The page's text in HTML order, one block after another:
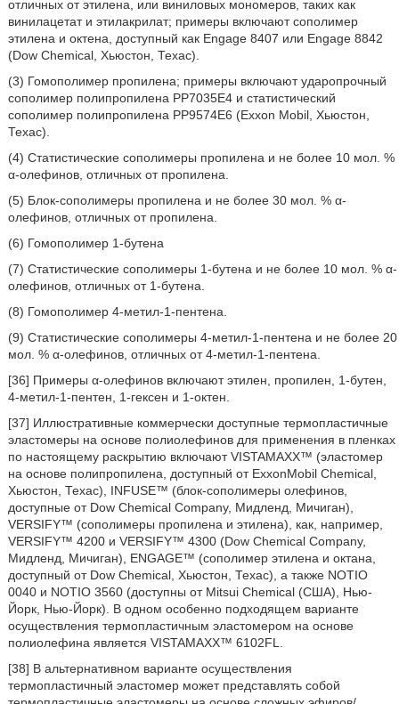
отличных от этилена, или виниловых мономеров, таких как
винилацетат и этилакрилат; примеры включают сополимер
этилена и октена, доступный как Engage 8407 или Engage 8842
(Dow Chemical, Хьюстон, Техас).
(3) Гомополимер пропилена; примеры включают ударопрочный
сополимер полипропилена РР7035Е4 и статистический
сополимер полипропилена РР9574Е6 (Exxon Mobil, Хьюстон,
Техас).
(4) Статистические сополимеры пропилена и не более 10 мол. %
α-олефинов, отличных от пропилена.
(5) Блок-сополимеры пропилена и не более 30 мол. % α-
олефинов, отличных от пропилена.
(6) Гомополимер 1-бутена
(7) Статистические сополимеры 1-бутена и не более 10 мол. % α-
олефинов, отличных от 1-бутена.
(8) Гомополимер 4-метил-1-пентена.
(9) Статистические сополимеры 4-метил-1-пентена и не более 20
мол. % α-олефинов, отличных от 4-метил-1-пентена.
[36] Примеры α-олефинов включают этилен, пропилен, 1-бутен,
4-метил-1-пентен, 1-гексен и 1-октен.
[37] Иллюстративные коммерчески доступные термопластичные
эластомеры на основе полиолефинов для применения в пленках
по настоящему раскрытию включают VISTAMAXX™ (эластомер
на основе полипропилена, доступный от ExxonMobil Chemical,
Хьюстон, Техас), INFUSE™ (блок-сополимеры олефинов,
доступные от Dow Chemical Company, Мидленд, Мичиган),
VERSIFY™ (сополимеры пропилена и этилена), как, например,
VERSIFY™ 4200 и VERSIFY™ 4300 (Dow Chemical Company,
Мидленд, Мичиган), ENGAGE™ (сополимер этилена и октана,
доступный от Dow Chemical, Хьюстон, Техас), а также NOTIO
0040 и NOTIO 3560 (доступны от Mitsui Chemical (США), Нью-
Йорк, Нью-Йорк). В одном особенно подходящем варианте
осуществления термопластичным эластомером на основе
полиолефина является VISTAMAXX™ 6102FL.
[38] В альтернативном варианте осуществления
термопластичный эластомер может представлять собой